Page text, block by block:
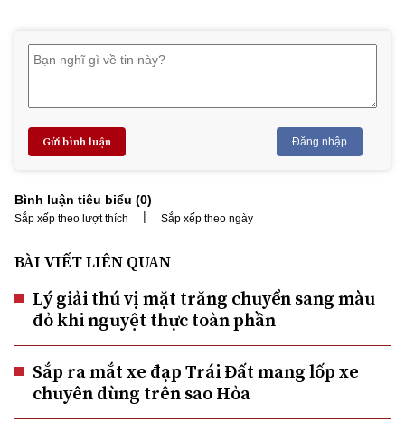
Gửi bình luận Đăng nhập
Bình luận tiêu biểu (0)
Sắp xếp theo lượt thích | Sắp xếp theo ngày
BÀI VIẾT LIÊN QUAN
Lý giải thú vị mặt trăng chuyển sang màu
đỏ khi nguyệt thực toàn phần
Sắp ra mắt xe đạp Trái Đất mang lốp xe
chuyên dùng trên sao Hỏa